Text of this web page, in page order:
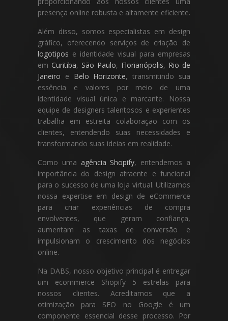
presença online robusta e altamente eficiente.
Além disso, somos especialistas em design
gráfico, oferecendo serviços de criação de
logotipos e identidade visual para empresas
em Curitiba, São Paulo, Florianópolis, Rio de
Janeiro e Belo Horizonte, transmitindo sua
essência e valores por meio de uma
identidade visual única e marcante. Nossa
equipe de designers talentosos e experientes
trabalha em estreita colaboração com os
clientes, entendendo suas necessidades e
transformando suas ideias em realidade.
Como uma agência Shopify, entendemos a
importância do design atraente e funcional
para o sucesso de uma loja virtual. Utilizamos
nossa expertise em design de eCommerce
para criar experiências de compra
envolventes, que geram confiança,
aumentam as taxas de conversão e
impulsionam o crescimento dos negócios
online.
Na DABS, nosso objetivo principal é entregar
um ecommerce Shopify 5 estrelas para
nossos clientes. Acreditamos que a
otimização para SEO no Google é um
componente essencial desse processo. Por